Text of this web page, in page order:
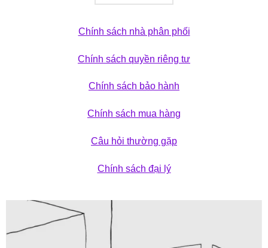
Chính sách nhà phân phối
Chính sách quyền riêng tư
Chính sách bảo hành
Chính sách mua hàng
Câu hỏi thường gặp
Chính sách đại lý